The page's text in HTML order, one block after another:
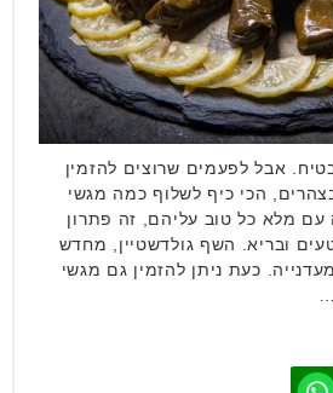
אבל לפעמים שרוצים להזמין
הכי כיף לשלוף כמה מגשי
עם מלא כל טוב עליהם, זה פתרון
ובריא. השף גולדשטיין, מחדש
כעת ניתן להזמין גם מגשי